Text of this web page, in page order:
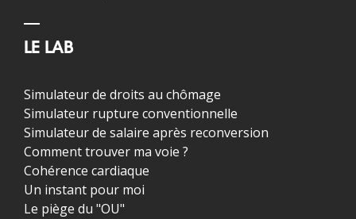
LE LAB
Simulateur de droits au chômage
Simulateur rupture conventionnelle
Simulateur de salaire après reconversion
Comment trouver ma voie ?
Cohérence cardiaque
Un instant pour moi
Le piège du "OU"